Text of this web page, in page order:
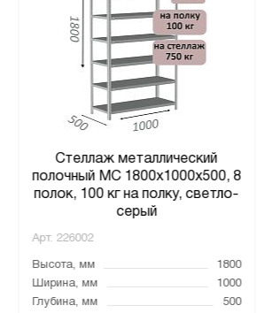
Стеллаж металлический
полочный МС 1800х1000х500, 8
полок, 100 кг на полку, светло-
серый
Арт. 226002
Высота, мм
1800
Ширина, мм
1000
Глубина, мм
500